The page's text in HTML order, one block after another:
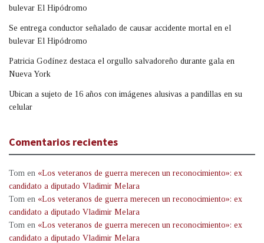
bulevar El Hipódromo
Se entrega conductor señalado de causar accidente mortal en el
bulevar El Hipódromo
Patricia Godínez destaca el orgullo salvadoreño durante gala en
Nueva York
Ubican a sujeto de 16 años con imágenes alusivas a pandillas en su
celular
Comentarios recientes
Tom en «Los veteranos de guerra merecen un reconocimiento»: ex
candidato a diputado Vladimir Melara
Tom en «Los veteranos de guerra merecen un reconocimiento»: ex
candidato a diputado Vladimir Melara
Tom en «Los veteranos de guerra merecen un reconocimiento»: ex
candidato a diputado Vladimir Melara